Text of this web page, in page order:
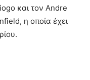
και τον Andre
η οποία έχει